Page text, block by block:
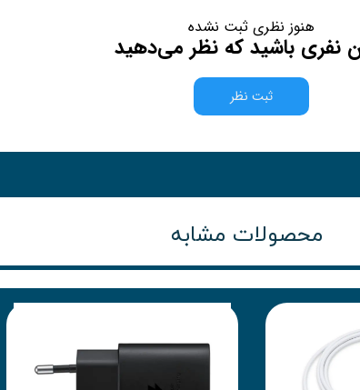
هنوز نظری ثبت نشده
نفری باشید که نظر می‌دهید
ثبت نظر
محصولات مشابه